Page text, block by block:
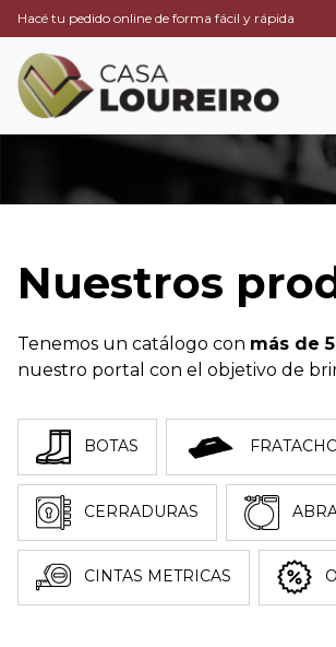
Hacé tu pedido online de forma fácil y rápida
Nuestros
Tenemos un catálogo con más de
nuestro portal con el objetivo de
BOTAS
CERRADURAS
CINTAS METRICAS